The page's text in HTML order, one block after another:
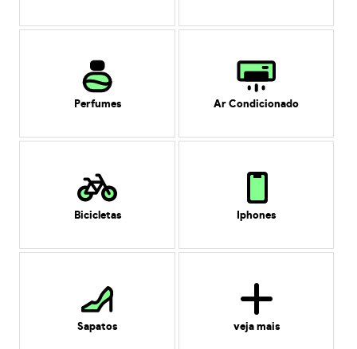
Perfumes Ar Condicionado
Bicicletas Iphones
Sapatos veja mais